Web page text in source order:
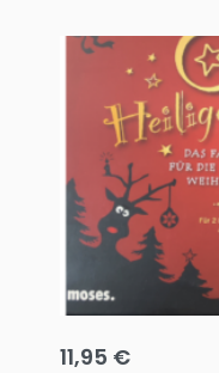
Oh, heilige
11,95 €